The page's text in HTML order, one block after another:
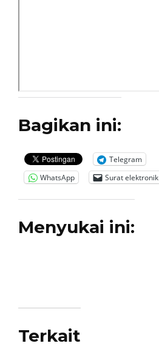
Bagikan ini:
Telegram
WhatsApp
Surat elektronik
Menyukai ini:
Terkait